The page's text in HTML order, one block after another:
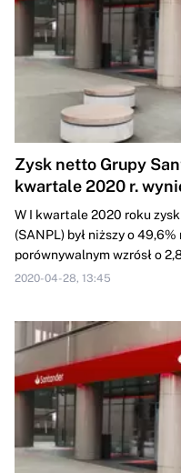
Zysk netto Grupy
kwartale 2020 r.
W I kwartale 2020 roku
(SANPL) był niższy o 49,6%
porównywalnym wzrósł o
2020-04-28, 13:45